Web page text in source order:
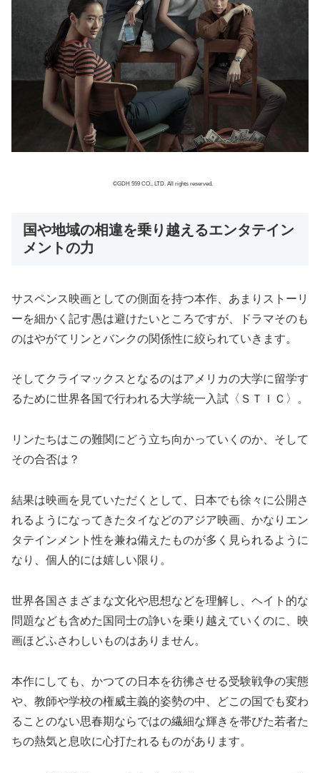
©GDH 559 CO., LTD. All rights reserved.
国や地域の相違を乗り越えるエンタテイン
メントの力
サスペンス映画としての側面を持つ本作、あまりストーリ
ーを細かく記す愚は避けたいところですが、ドラマそのも
のはやがてリンとバンクの関係性に絞られていきます。
そしてクライマックスとなるのはアメリカの大学に留学す
るために世界各国で行われる大学統一入試〈ＳＴＩＣ〉。
リンたちはこの難関にどう立ち向かっていくのか、そして
その合否は？
結果は映画を見ていただくとして、日本でも徐々に公開さ
れるようになってきたタイなどのアジア映画、かなりエン
タテインメント性を兼ね備えたものが多く見られるように
なり、個人的には嬉しい限り。
世界各国さまざまな文化や思想などを理解し、ヘイト的な
問題なども含めた国同士の諍いを乗り越えていくのに、映
画ほどふさわしいものはありません。
本作にしても、かつての日本を彷彿させる受験戦争の実態
や、教師や学校の権威主義的姿勢の中、どこの国でも変わ
ることのない思春期ならではの繊細な輝きを帯びた若者た
ちの熱気と息吹に心打たれるものがあります。